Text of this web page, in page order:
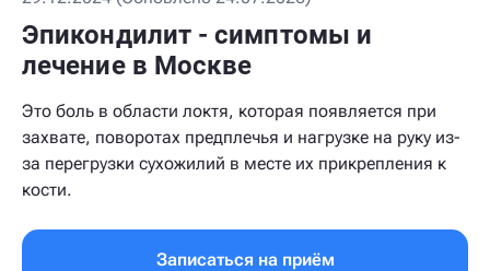
Эпикондилит - симптомы и
лечение в Москве
Это боль в области локтя, которая появляется при
захвате, поворотах предплечья и нагрузке на руку из-
за перегрузки сухожилий в месте их прикрепления к
кости.
Записаться на приём